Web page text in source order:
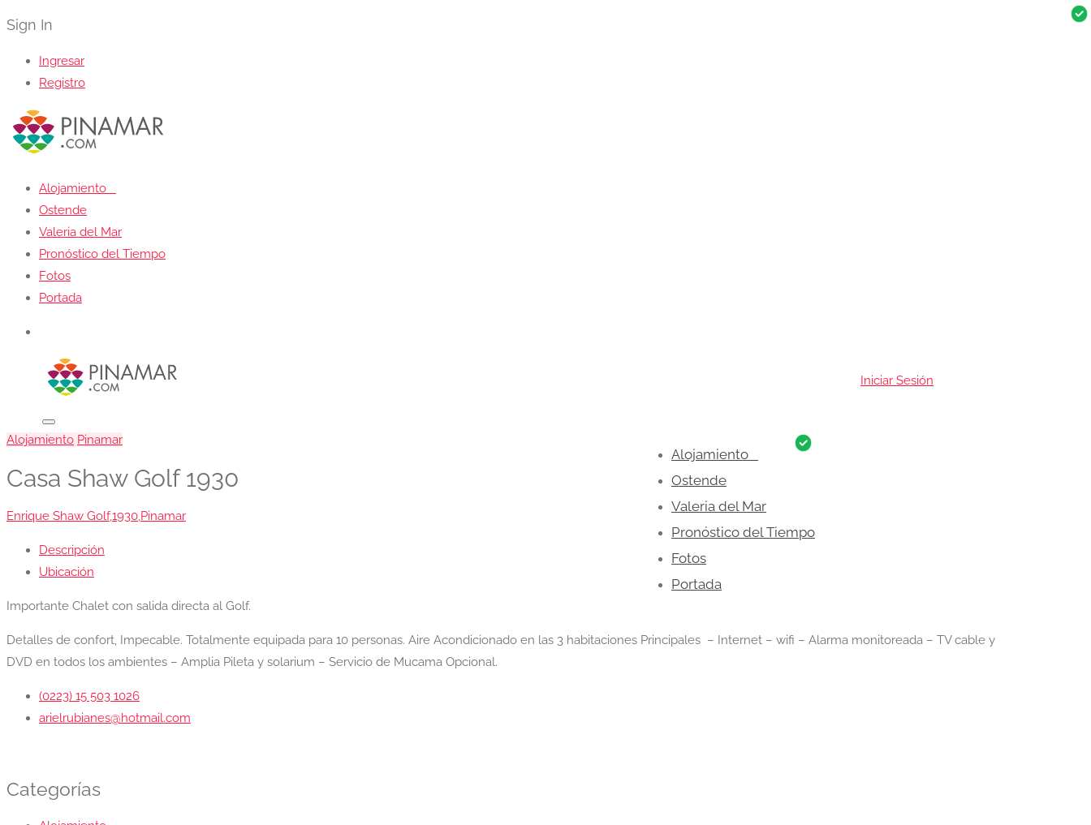
Sign In
Ingresar
Registro
Alojamiento
Ostende
Valeria del Mar
Pronóstico del Tiempo
Fotos
Portada
Alojamiento
Ostende
Valeria del Mar
Pronóstico del Tiempo
Fotos
Portada
Iniciar Sesión
Alojamiento Pinamar
Casa Shaw Golf 1930
Enrique Shaw Golf,1930,Pinamar
Descripción
Ubicación
Importante Chalet con salida directa al Golf.
Detalles de confort, Impecable. Totalmente equipada para 10 personas. Aire Acondicionado en las 3 habitaciones Principales – Internet – wifi – Alarma monitoreada – TV cable y
DVD en todos los ambientes – Amplia Pileta y solarium – Servicio de Mucama Opcional.
(0223) 15 503 1026
arielrubianes@hotmail.com
Categorías